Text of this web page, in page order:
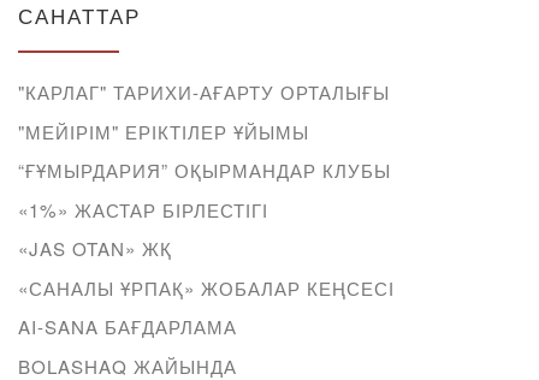
САНАТТАР
"КАРЛАГ" ТАРИХИ-АҒАРТУ ОРТАЛЫҒЫ
"МЕЙІРІМ" ЕРІКТІЛЕР ҰЙЫМЫ
“ҒҰМЫРДАРИЯ” ОҚЫРМАНДАР КЛУБЫ
«1%» ЖАСТАР БІРЛЕСТІГІ
«JAS OTAN» ЖҚ
«САНАЛЫ ҰРПАҚ» ЖОБАЛАР КЕҢСЕСІ
AI-SANA БАҒДАРЛАМА
BOLASHAQ ЖАЙЫНДА